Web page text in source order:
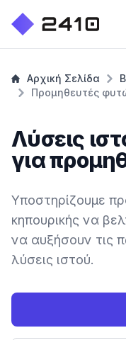
Αρχική Σελίδα
Προμηθευτές
Λύσεις
για
Υποστηρίζουμε
κηπουρικής να
να αυξήσουν τις
λύσεις ιστού.